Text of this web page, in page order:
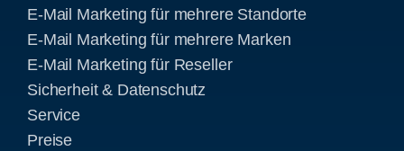
E-Mail Marketing für mehrere Standorte
E-Mail Marketing für mehrere Marken
E-Mail Marketing für Reseller
Sicherheit & Datenschutz
Service
Preise